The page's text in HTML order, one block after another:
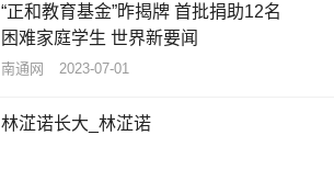
“正和教育基金”昨揭牌 首批捐助12名
困难家庭学生 世界新要闻
南通网 2023-07-01
林淽诺长大_林淽诺